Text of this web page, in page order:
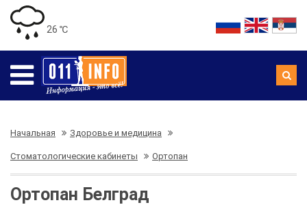
26 ℃
Начальная Здоровье и медицина
Стоматологические кабинеты Ортопан
Ортопан Белград